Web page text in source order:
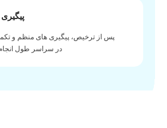
پس از ترخیص، پیگیری های منظم و
در سراسر طول